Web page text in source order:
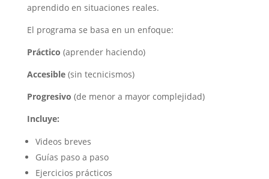
aprendido en situaciones reales.
El programa se basa en un enfoque:
Práctico (aprender haciendo)
Accesible(sin tecnicismos)
Progresivo (de menor a mayor complejidad)
Incluye:
Videos breves
Guías paso a paso
Ejercicios prácticos